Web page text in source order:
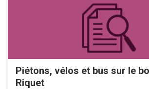
Piétons, vélos et bus sur le
Riquet